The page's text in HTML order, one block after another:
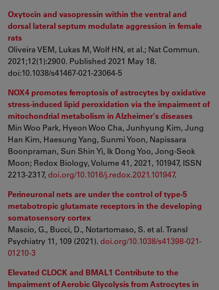
Oxytocin and vasopressin within the ventral and
dorsal lateral septum modulate aggression in female
rats
Oliveira VEM, Lukas M, Wolf HN, et al.; Nat Commun.
2021;12(1):2900. Published 2021 May 18.
doi:10.1038/s41467-021-23064-5
NOX4 promotes ferroptosis of astrocytes by oxidative
stress-induced lipid peroxidation via the impairment of
mitochondrial metabolism in Alzheimer's diseases
Min Woo Park, Hyeon Woo Cha, Junhyung Kim, Jung
Han Kim, Haesung Yang, Sunmi Yoon, Napissara
Boonpraman, Sun Shin Yi, Ik Dong Yoo, Jong-Seok
Moon; Redox Biology, Volume 41, 2021, 101947, ISSN
2213-2317, doi.org/10.1016/j.redox.2021.101947.
Perineuronal nets are under the control of type-5
metabotropic glutamate receptors in the developing
somatosensory cortex
Mascio, G., Bucci, D., Notartomaso, S. et al. Transl
Psychiatry 11, 109 (2021). doi.org/10.1038/s41398-021-
01210-3
Elevated CLOCK and BMAL1 Contribute to the
Impairment of Aerobic Glycolysis from Astrocytes in